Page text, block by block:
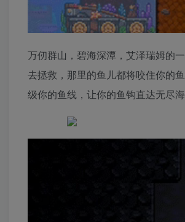
万仞群山，碧海深潭，艾泽瑞姆的
去拯救，那里的鱼儿都将咬住你的
级你的鱼线，让你的鱼钩直达无尽海